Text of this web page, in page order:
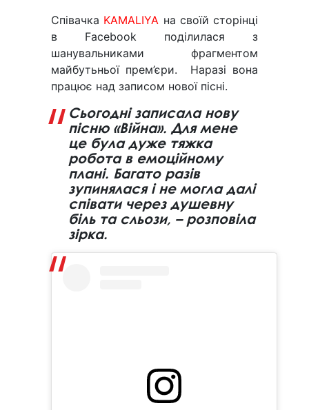
Співачка KAMALIYA на своїй сторінці
в Facebook поділилася з
шанувальниками фрагментом
майбутьньої прем’єри. Наразі вона
працює над записом нової пісні.
Сьогодні записала нову
пісню «Війна». Для мене
це була дуже тяжка
робота в емоційному
плані. Багато разів
зупинялася і не могла далі
співати через душевну
біль та сльози, – розповіла
зірка.